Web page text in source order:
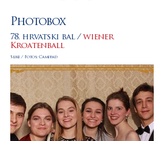
Photobox
78. hrvatski bal /wiener
Kroatenball
Slike / Fotos: Camerad